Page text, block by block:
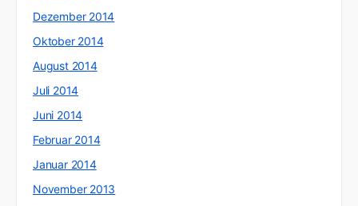
Dezember 2014
Oktober 2014
August 2014
Juli 2014
Juni 2014
Februar 2014
Januar 2014
November 2013